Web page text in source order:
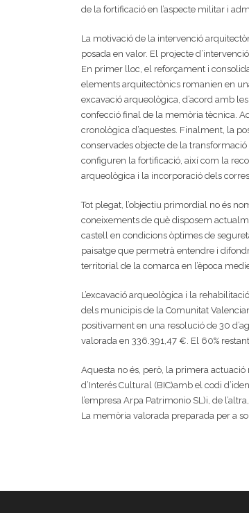
de la fortificació en l’aspecte militar i
La motivació de la intervenció
posada en valor. El projecte
En primer lloc, el reforçament i
elements arquitectònics romanien en
excavació arqueològica, d’acord amb
confecció final de la memòria tècnica.
cronològica d’aquestes. Finalment, la
conservades objecte de la
configuren la fortificació, així com la
arqueològica i la incorporació dels
Tot plegat, l’objectiu primordial no és
coneixements de què disposem
castell en condicions òptimes de
paisatge que permetrà entendre i
territorial de la comarca en l’època
L’excavació arqueològica i la
dels municipis de la Comunitat
positivament en una resolució de 30
valorada en 336.391,47 €. El 60%
Aquesta no és, però, la primera
d’Interés Cultural (BIC)amb el codi
l’empresa Arpa Patrimonio SL)i, de
La memòria valorada preparada per a